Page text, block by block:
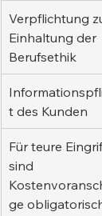
Verpflichtung
Einhaltung der
Berufsethik
t des Kunden
Für teure
sind
ge